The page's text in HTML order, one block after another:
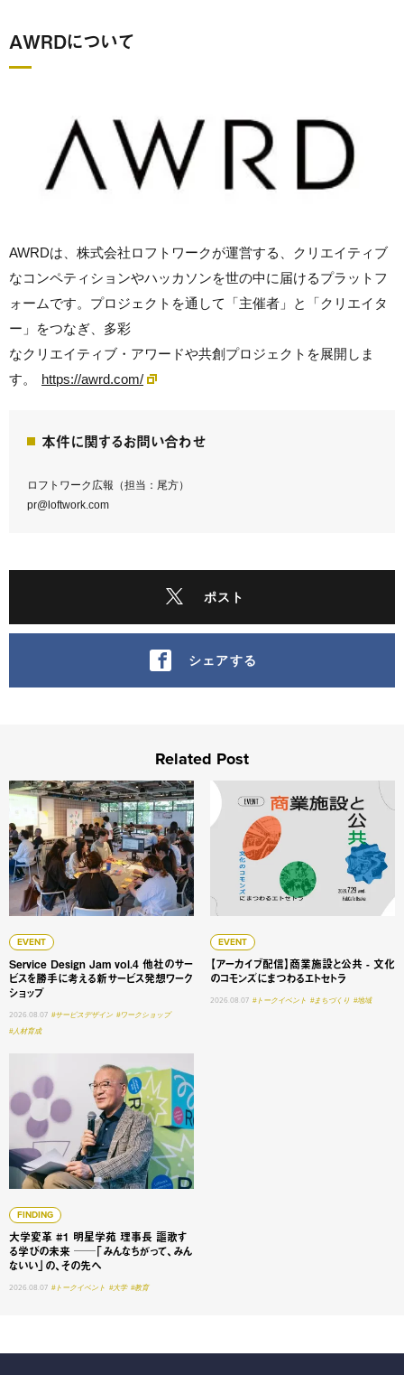
AWRDについて
AWRDは、株式会社ロフトワークが運営する、クリエイティブ
なコンペティションやハッカソンを世の中に届けるプラットフ
ォームです。プロジェクトを通して「主催者」と「クリエイタ
ー」をつなぎ、多彩
なクリエイティブ・アワードや共創プロジェクトを展開しま
す。
https://awrd.com/
本件に関するお問い合わせ
ロフトワーク広報（担当：尾方）
pr@loftwork.com
ポスト
シェアする
Related Post
EVENT
Service Design Jam vol.4 他社のサー
ビスを勝手に考える新サービス発想ワーク
ショップ
2026.08.07 #サービスデザイン #ワークショップ
#人材育成
Service Design Jam vol.4 他社のサービスを勝手に考える
EVENT
【アーカイブ配信】商業施設と公共 - 文化
のコモンズにまつわるエトセトラ
2026.08.07 #トークイベント #まちづくり #地域
【アーカイブ配信】商業施
FINDING
大学変革 #1 明星学苑 理事長 謳歌す
る学びの未来 ──「みんなちがって、みん
ないい」の、その先へ
2026.08.07 #トークイベント #大学 #教育
大学変革 #1 明星学苑 理事長 謳歌する学びの未来 ──「み